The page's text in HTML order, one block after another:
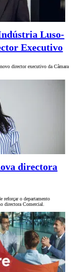
Luso-
Executivo
director executivo da Câmara
directora
reforçar o departamento
directora Comercial.